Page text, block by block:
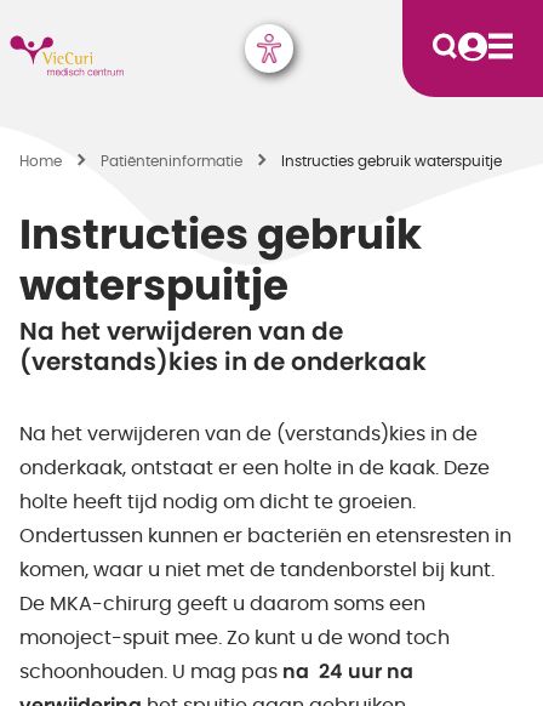
Home Patiënten­informatie Instructies gebruik waterspuitje
Instructies gebruik
waterspuitje
Na het verwijderen van de
(verstands)kies in de onderkaak
Na het verwijderen van de (verstands)kies in de
onderkaak, ontstaat er een holte in de kaak. Deze
holte heeft tijd nodig om dicht te groeien.
Ondertussen kunnen er bacteriën en etensresten in
komen, waar u niet met de tandenborstel bij kunt.
De MKA-chirurg geeft u daarom soms een
monoject-spuit mee. Zo kunt u de wond toch
schoonhouden. U mag pas na 24 uur na